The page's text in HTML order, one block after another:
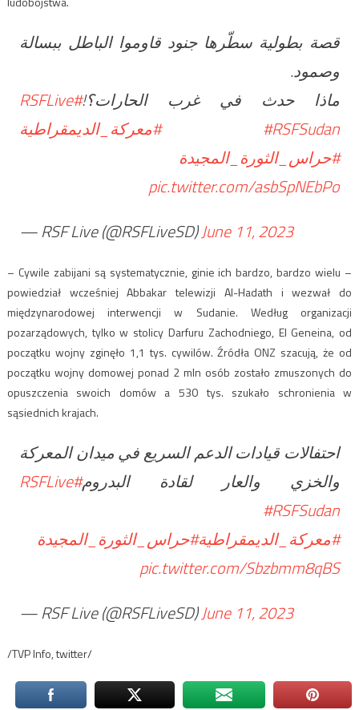
قصة بطولية سطّرها جنود قاوموا الباطل ببسالة
وصمود.
ماذا حدث في غرب الحارات؟!#RSFLive
#RSFSudan
#معركة_الديمقراطية
#حراس_الثورة_المجيدة
pic.twitter.com/asbSpNEbPo
— RSF Live (@RSFLiveSD)June 11, 2023
– Cywile zabijani są systematycznie, ginie ich bardzo, bardzo wielu –
powiedział wcześniej Abbakar telewizji Al-Hadath i wezwał do
międzynarodowej interwencji w Sudanie. Według organizacji
pozarządowych, tylko w stolicy Darfuru Zachodniego, El Geneina, od
początku wojny zginęło 1,1 tys. cywilów. Źródła ONZ szacują, że od
początku wojny domowej ponad 2 mln osób zostało zmuszonych do
opuszczenia swoich domów a 530 tys. szukało schronienia w
sąsiednich krajach.
احتفالات قيادات الدعم السريع في ميدان المعركة
والخزي والعار لقادة البدروم#RSFLive
#RSFSudan
#معركة_الديمقراطية#حراس_الثورة_المجيدة
pic.twitter.com/Sbzbmm8qBS
— RSF Live (@RSFLiveSD)June 11, 2023
/TVP Info, twitter/